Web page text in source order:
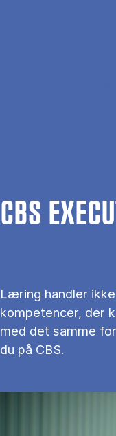
CBS
Læring handler
kompetencer, der
med det samme
du på CBS.